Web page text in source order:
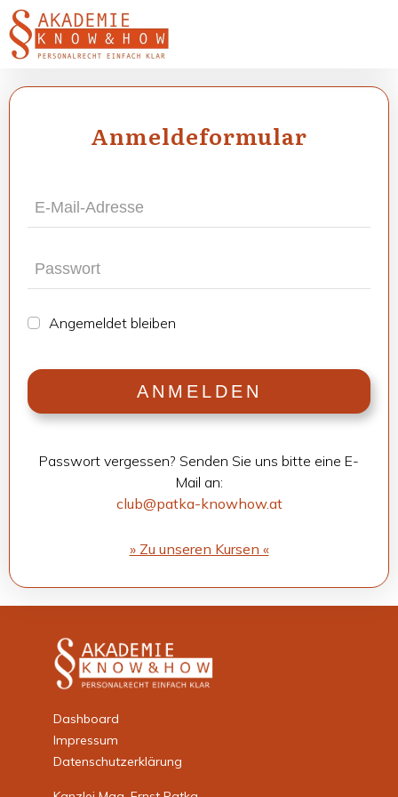
Anmel­de­for­mu­lar
Ange­mel­det blei­ben
ANMEL­DEN
Pass­wort ver­ges­sen? Sen­den Sie uns bitte eine E-
Mail an:
club@patka-knowhow.at
» Zu unse­ren Kur­sen «
Dashboard
Impressum
Datenschutzerklärung